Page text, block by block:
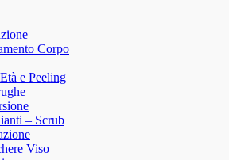
Corpo
e Peeling
– Scrub
Viso